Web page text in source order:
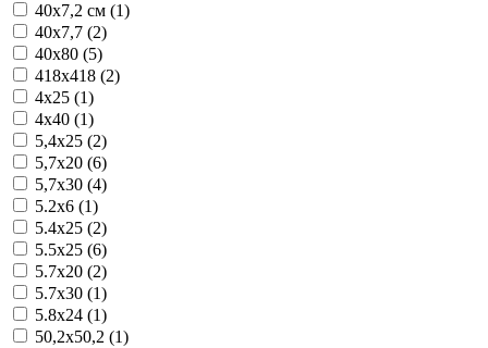
40x7,2 см (1)
40x7,7 (2)
40x80 (5)
418x418 (2)
4x25 (1)
4x40 (1)
5,4x25 (2)
5,7x20 (6)
5,7x30 (4)
5.2x6 (1)
5.4x25 (2)
5.5x25 (6)
5.7x20 (2)
5.7x30 (1)
5.8x24 (1)
50,2x50,2 (1)